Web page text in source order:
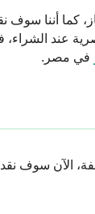
في مصر.